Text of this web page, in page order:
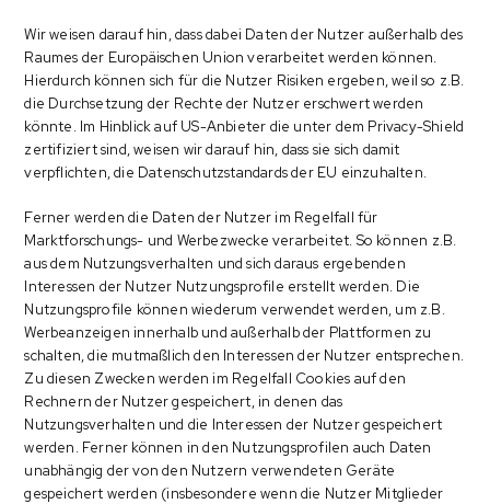
Wir weisen darauf hin, dass dabei Daten der Nutzer außerhalb des
Raumes der Europäischen Union verarbeitet werden können.
Hierdurch können sich für die Nutzer Risiken ergeben, weil so z.B.
die Durchsetzung der Rechte der Nutzer erschwert werden
könnte. Im Hinblick auf US-Anbieter die unter dem Privacy-Shield
zertifiziert sind, weisen wir darauf hin, dass sie sich damit
verpflichten, die Datenschutzstandards der EU einzuhalten.
Ferner werden die Daten der Nutzer im Regelfall für
Marktforschungs- und Werbezwecke verarbeitet. So können z.B.
aus dem Nutzungsverhalten und sich daraus ergebenden
Interessen der Nutzer Nutzungsprofile erstellt werden. Die
Nutzungsprofile können wiederum verwendet werden, um z.B.
Werbeanzeigen innerhalb und außerhalb der Plattformen zu
schalten, die mutmaßlich den Interessen der Nutzer entsprechen.
Zu diesen Zwecken werden im Regelfall Cookies auf den
Rechnern der Nutzer gespeichert, in denen das
Nutzungsverhalten und die Interessen der Nutzer gespeichert
werden. Ferner können in den Nutzungsprofilen auch Daten
unabhängig der von den Nutzern verwendeten Geräte
gespeichert werden (insbesondere wenn die Nutzer Mitglieder